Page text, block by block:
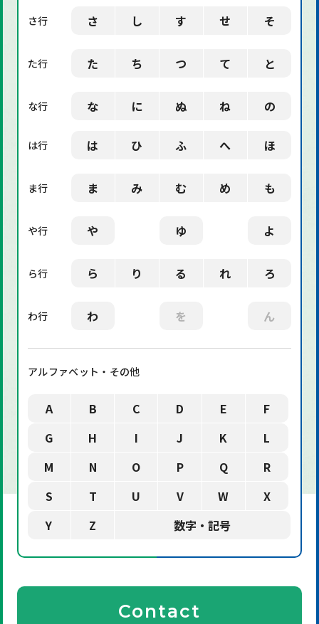
さ行 さ し す せ そ
た行 た ち つ て と
な行 な に ぬ ね の
は行 は ひ ふ へ ほ
ま行 ま み む め も
や行 や ゆ よ
ら行 ら り る れ ろ
わ行 わ を ん
アルファベット・その他
A B C D E
F
G
H I J K
L
M
N O P Q
R
S
T U V W
X
Y
Z 数字・記号
Contact